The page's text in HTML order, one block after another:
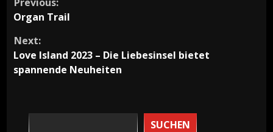
Continue
Reading
Organ Trail
Next:
Love Island 2023 – Die Liebesinsel bietet
spannende Neuheiten
SUCHEN